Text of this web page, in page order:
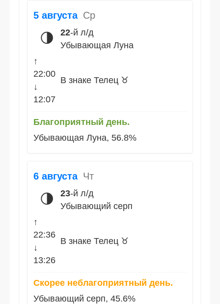
5 августа Ср
🌗 22-й л/д
Убывающая Луна
↑
22:00
↓
12:07
В знаке Телец ♉
Благоприятный день.
Убывающая Луна, 56.8%
6 августа Чт
🌗 23-й л/д
Убывающий серп
↑
22:36
↓
13:26
В знаке Телец ♉
Скорее неблагоприятный день.
Убывающий серп, 45.6%